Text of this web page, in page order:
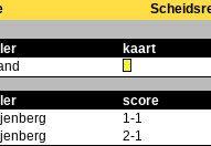
kaart
score
1-1
2-1